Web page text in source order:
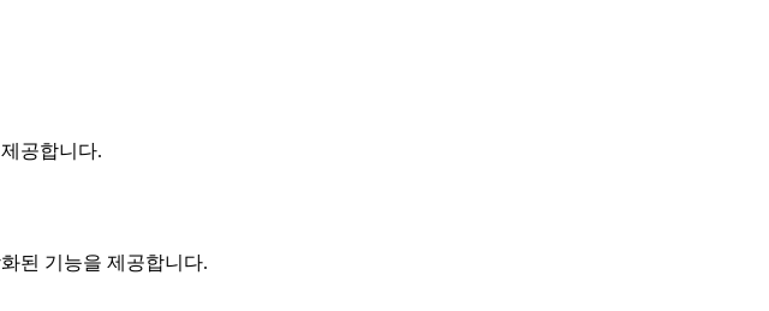
공합니다.
된 기능을 제공합니다.